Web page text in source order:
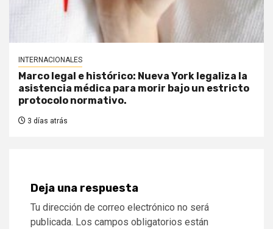
INTERNACIONALES
Marco legal e histórico: Nueva York legaliza la
asistencia médica para morir bajo un estricto
protocolo normativo.
3 días atrás
Deja una respuesta
Tu dirección de correo electrónico no será
publicada. Los campos obligatorios están